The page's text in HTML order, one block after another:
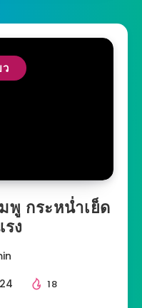
ว
พู กระหน่ำเย็ด
ง
18